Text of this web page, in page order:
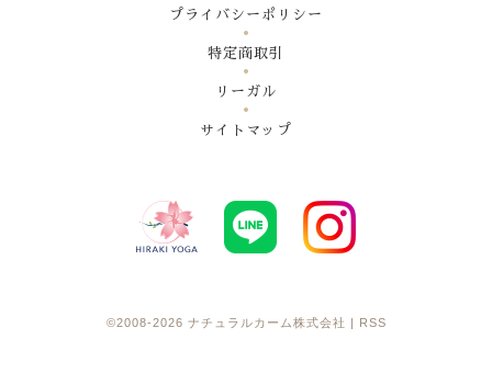
プライバシーポリシー
特定商取引
リーガル
サイトマップ
©2008-2026 ナチュラルカーム株式会社 RSS